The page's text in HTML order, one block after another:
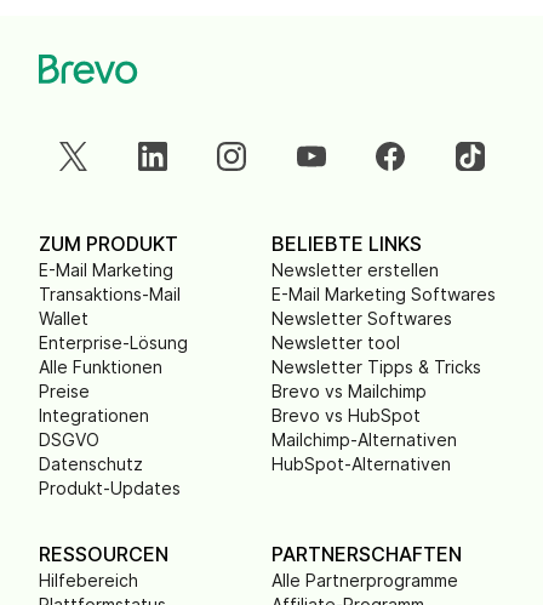
ZUM PRODUKT
E-Mail Marketing
Transaktions-Mail
Wallet
Enterprise-Lösung
Alle Funktionen
Preise
Integrationen
DSGVO
Datenschutz
Produkt-Updates
BELIEBTE LINKS
Newsletter erstellen
E-Mail Marketing Softwares
Newsletter Softwares
Newsletter tool
Newsletter Tipps & Tricks
Brevo vs Mailchimp
Brevo vs HubSpot
Mailchimp-Alternativen
HubSpot-Alternativen
RESSOURCEN
Hilfebereich
PARTNERSCHAFTEN
Alle Partnerprogramme